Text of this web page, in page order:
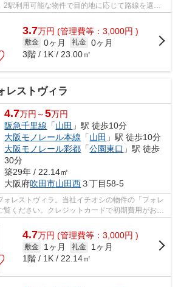
2駅利用可能な物件で目的地に応じて路線を選ぶ
にする方、...
3.7万円 (管理費等：3,000円 )
敷金 0ヶ月 礼金 0ヶ月
3階 / 1K / 23.00㎡
レストヴィラ
4.7万円～5万円
阪急千里線 「山田 」駅 徒歩10分
大阪モノレール本線 「山田 」駅 徒歩10分
大阪モノレール彩都 「公園東口 」駅 徒歩
30分
築29年 / 22.14㎡
大阪府吹田市山田西３丁目58-5
ォレストヴィラ。当社イチオシの物件の「フォレ
ください。クレジットカードで初期費用がお支
の手間が軽...
4.7万円 (管理費等：3,000円 )
敷金 1ヶ月 礼金
1ヶ月
1階 / 1K / 22.14㎡